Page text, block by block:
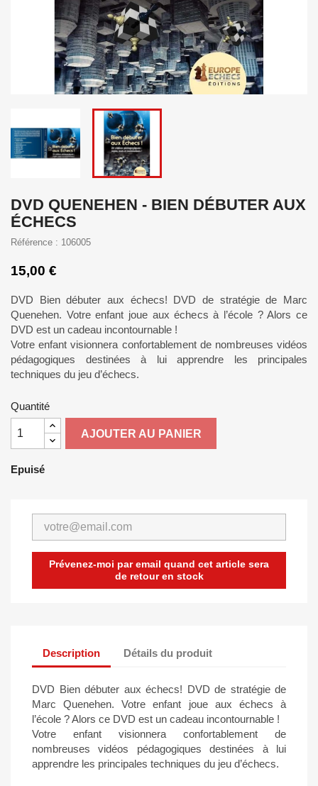
DVD QUENEHEN - BIEN DÉBUTER AUX
ÉCHECS
Référence : 106005
15,00 €
DVD Bien débuter aux échecs! DVD de stratégie de Marc
Quenehen. Votre enfant joue aux échecs à l’école ? Alors ce
DVD est un cadeau incontournable !
Votre enfant visionnera confortablement de nombreuses vidéos
pédagogiques destinées à lui apprendre les principales
techniques du jeu d’échecs.
Quantité
AJOUTER AU PANIER
Epuisé
Prévenez-moi par email quand cet article sera
de retour en stock
Description Détails du produit
DVD Bien débuter aux échecs! DVD de stratégie de
Marc Quenehen. Votre enfant joue aux échecs à
l’école ? Alors ce DVD est un cadeau incontournable !
Votre enfant visionnera confortablement de
nombreuses vidéos pédagogiques destinées à lui
apprendre les principales techniques du jeu d’échecs.